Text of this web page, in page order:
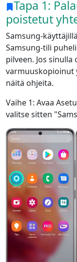
Tapa 1:
poistetut
Samsung-
Samsung-tili
pilveen. Jos
varmuuskopioinut
näitä ohjeita.
Vaihe 1: Avaa
valitse sitten